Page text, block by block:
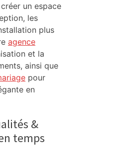
un espace
les
plus
agence
et la
ainsi que
pour
en
&
temps